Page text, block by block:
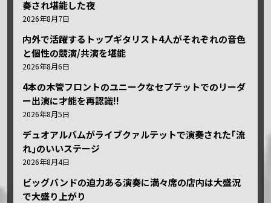
奏され堪能した夜
2026年8月7日
内外で活躍するトップギタリスト4人がそれぞれの音色
と個性の競演/共演を堪能
2026年8月6日
4本の木管フロントのユニークなセプテットでのリーダ
ー出演に才能を再認識!!
2026年8月5日
デュオアルバムがライブクァルテットで演奏された｢流
れ｣のいいステージ
2026年8月4日
ビッグバンドの迫力ある演奏に満々席の店内は大盛況
で大盛り上がり